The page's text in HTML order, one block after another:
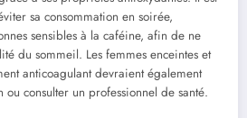
sa consommation en soirée,
sensibles à la caféine, afin de ne
du sommeil. Les femmes enceintes et
anticoagulant devraient également
consulter un professionnel de santé.